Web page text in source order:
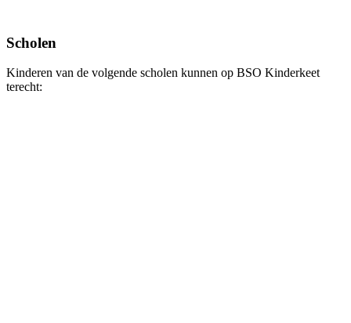
Scholen
Kinderen van de volgende scholen kunnen op BSO Kinderkeet
terecht: